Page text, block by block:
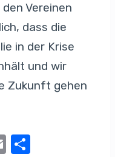
Vereinen
dass die
in der Krise
und wir
Zukunft gehen
E